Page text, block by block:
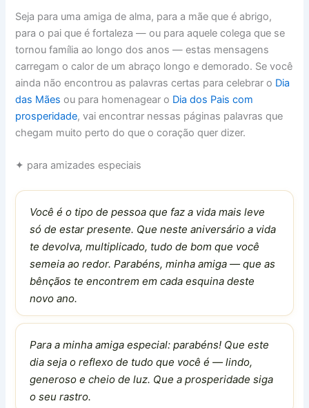
Seja para uma amiga de alma, para a mãe que é abrigo,
para o pai que é fortaleza — ou para aquele colega que se
tornou família ao longo dos anos — estas mensagens
carregam o calor de um abraço longo e demorado. Se você
ainda não encontrou as palavras certas para celebrar o Dia
das Mães ou para homenagear o Dia dos Pais com
prosperidade, vai encontrar nessas páginas palavras que
chegam muito perto do que o coração quer dizer.
✦ para amizades especiais
Você é o tipo de pessoa que faz a vida mais leve
só de estar presente. Que neste aniversário a vida
te devolva, multiplicado, tudo de bom que você
semeia ao redor. Parabéns, minha amiga — que as
bênçãos te encontrem em cada esquina deste
novo ano.
Para a minha amiga especial: parabéns! Que este
dia seja o reflexo de tudo que você é — lindo,
generoso e cheio de luz. Que a prosperidade siga
o seu rastro.